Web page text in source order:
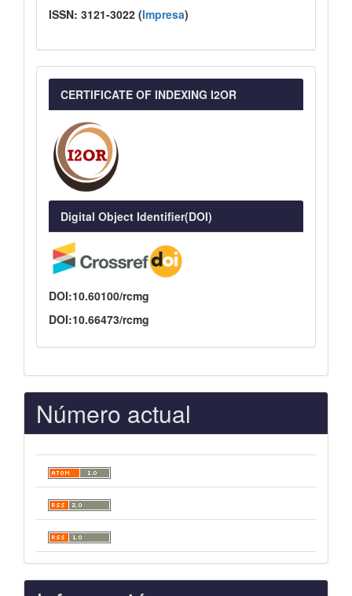
ISSN: 3121-3022 (Impresa)
CERTIFICATE OF INDEXING I2OR
Digital Object Identifier(DOI)
DOI:10.60100/rcmg
DOI:10.66473/rcmg
Número actual